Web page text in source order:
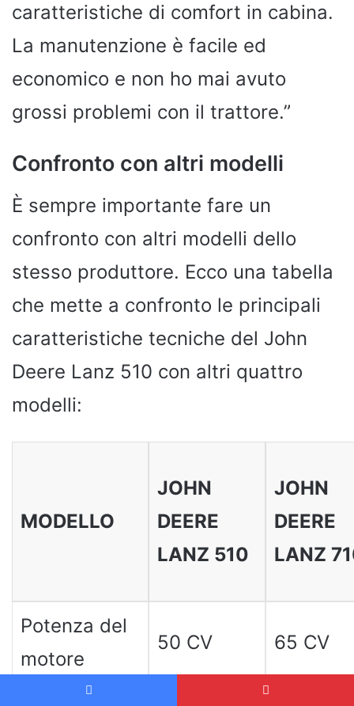
caratteristiche di comfort in cabina.
La manutenzione è facile ed
economico e non ho mai avuto
grossi problemi con il trattore.”
Confronto con altri modelli
È sempre importante fare un
confronto con altri modelli dello
stesso produttore. Ecco una tabella
che mette a confronto le principali
caratteristiche tecniche del John
Deere Lanz 510 con altri quattro
modelli:
MODELLO
JOHN
DEERE
LANZ 510
JOHN
DEERE
LANZ
Potenza del
motore
50 CV 65 CV